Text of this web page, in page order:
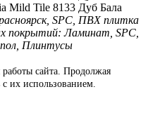
Mild Tile 8133 Дуб Бала
SPC, ПВХ плитка
покрытий: Ламинат, SPC,
Плинтусы
сайта. Продолжая
с их использованием.